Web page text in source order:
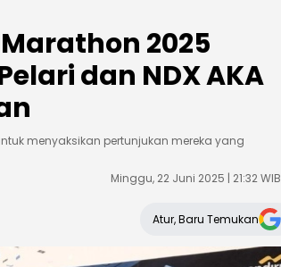
2025
dan NDX AKA
menyaksikan pertunjukan mereka yang
Minggu, 22 Juni 2025 | 21:32 WIB
Atur, Baru Temukan